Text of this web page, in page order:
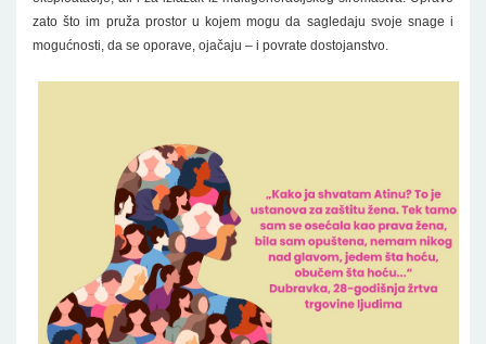
zato što im pruža prostor u kojem mogu da sagledaju svoje snage i
mogućnosti, da se oporave, ojačaju – i povrate dostojanstvo.